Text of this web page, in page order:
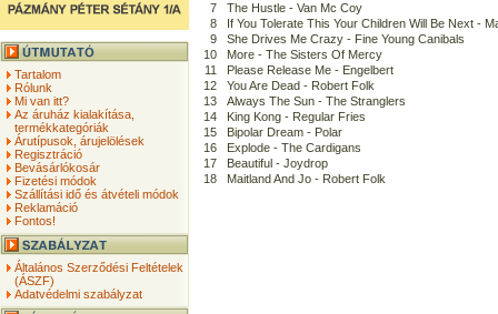
Tartalom
Rólunk
Mi van itt?
Az áruház kialakítása,
termékkategóriák
Árutípusok, árujelölések
Regisztráció
Bevásárlókosár
Fizetési módok
Szállítási idő és átvételi módok
Reklamáció
Fontos!
Általános Szerződési Feltételek
(ÁSZF)
Adatvédelmi szabályzat
7
The Hustle - Van Mc Coy
8
If You Tolerate This Your Children Will Be Next -
9
She Drives Me Crazy - Fine Young Canibals
10
More - The Sisters Of Mercy
11
Please Release Me - Engelbert
12
You Are Dead - Robert Folk
13
Always The Sun - The Stranglers
14
King Kong - Regular Fries
15
Bipolar Dream - Polar
16
Explode - The Cardigans
17
Beautiful - Joydrop
18
Maitland And Jo - Robert Folk